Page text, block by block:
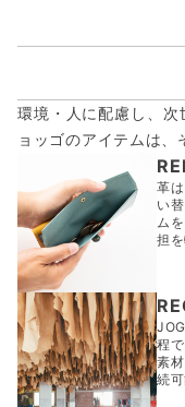
環境・人に配慮し、次
ョッゴのアイテムは、
革
い
ム
担
程
素
続